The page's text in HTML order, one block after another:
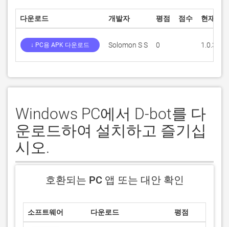
다운로드 개발자 평점 점수 현재 버
↓ PC용 APK 다운로드 Solomon S S 0 1.0.3
Windows PC에서 D-bot를 다
운로드하여 설치하고 즐기십
시오.
호환되는 PC 앱 또는 대안 확인
소프트웨어 다운로드 평점